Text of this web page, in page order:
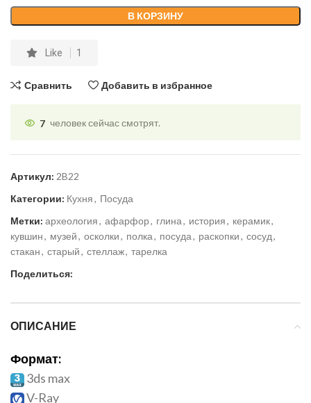
В КОРЗИНУ
Like 1
Сравнить Добавить в избранное
7 человек сейчас смотрят.
Артикул: 2B22
Категории: Кухня, Посуда
Метки: археология, афарфор, глина, история, керамик,
кувшин, музей, осколки, полка, посуда, раскопки, сосуд,
стакан, старый, стеллаж, тарелка
Поделиться:
ОПИСАНИЕ
Формат:
3ds max
V-Ray